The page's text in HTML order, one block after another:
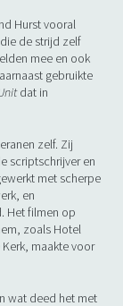
Hurst vooral
de strijd zelf
mee en ook
gebruikte
dat in
zelf. Zij
scriptschrijver en
met scherpe
en
Het filmen op
zoals Hotel
maakte voor
wat deed het met